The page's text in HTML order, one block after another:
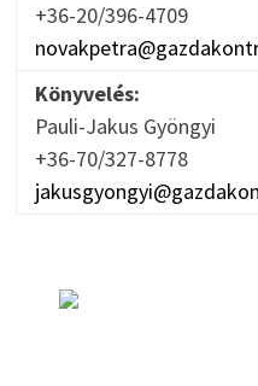
+36-20/396-4709
Könyvelés:
Pauli-Jakus Gyöngyi
+36-70/327-8778